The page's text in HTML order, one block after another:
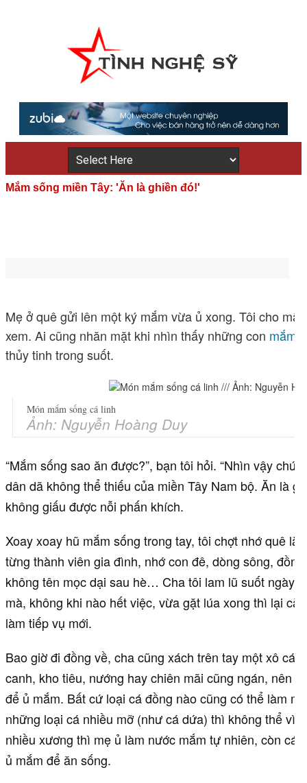
Mắm sống miền Tây: 'Ăn là ghiền đó!'
Mẹ ở quê gửi lên một ký mắm vừa ủ xong. Tôi cho
xem. Ai cũng nhăn mặt khi nhìn thấy những con mắm
thủy tinh trong suốt.
Món mắm sống cá linh
Ảnh: Nguyễn Hoàng Duy
“Mắm sống sao ăn được?”, bạn tôi hỏi. “Nhìn vậy chứ
dân dã không thể thiếu của miền Tây Nam bộ. Ăn là
không giấu được nỗi phấn khích.
Xoay xoay hũ mắm sống trong tay, tôi chợt nhớ quê
từng thành viên gia đình, nhớ con đê, dòng sông,
không tên mọc dại sau hè… Cha tôi lam lũ suốt ngày
mà, không khi nào hết việc, vừa gặt lúa xong thì lại
làm tiếp vụ mới.
Bao giờ đi đồng về, cha cũng xách trên tay một xô cá
canh, kho tiêu, nướng hay chiên mãi cũng ngán, nên
để ủ mắm. Bất cứ loại cá đồng nào cũng có thể làm
những loại cá nhiều mỡ (như cá dứa) thì không thể vì
nhiều xương thì mẹ ủ làm nước mắm tự nhiên, còn cá
ủ mắm để ăn sống.